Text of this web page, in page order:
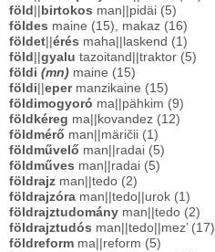
föld
birtokos man||pidäi (5)
földes maine (15), makaz (16)
földet érés maha||laskend (1)
föld
gyalu tazoitand||traktor (5)
földi (mn) maine (15)
földi eper manzikaine (15)
földimogyoró ma||pähkim (9)
földkéreg ma||kovandez (12)
földmérő man||märičii (1)
földművelő man||radai (5)
földműves man||radai (5)
földrajz man||tedo (2)
földrajzóra man||tedo||urok (1)
földrajztudomány man||tedo (2)
földrajztudós man||tedo||mez’ (17)
földreform ma||reform (5)